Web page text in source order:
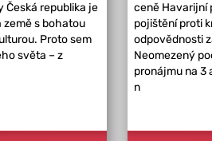
Česká republika je
země s bohatou
Proto sem
světa – z
ceně Havarijní
pojištění proti
odpovědnosti
Neomezený
pronájmu na 3
n